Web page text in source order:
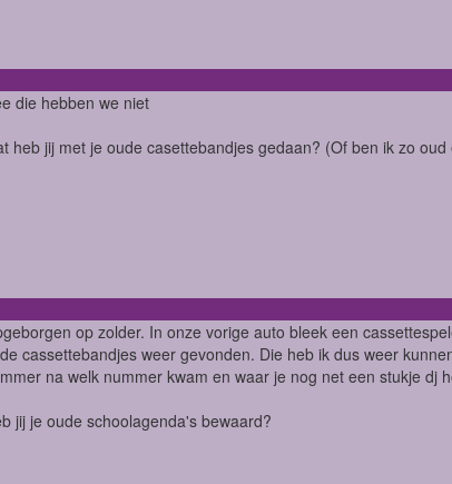
die hebben we niet
heb jij met je oude casettebandjes gedaan? (Of ben ik zo
op zolder. In onze vorige auto bleek een
cassettebandjes weer gevonden. Die heb ik dus weer
na welk nummer kwam en waar je nog net een stukje dj
jij je oude schoolagenda's bewaard?